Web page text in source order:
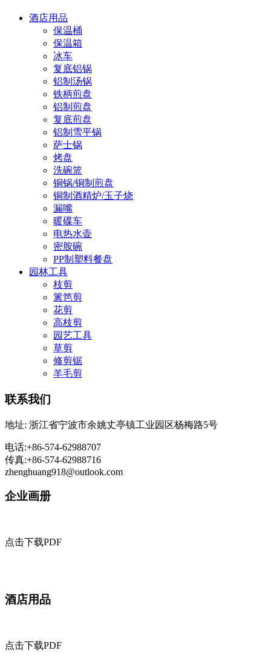
酒店用品
保温桶
保温箱
冰车
复底铝锅
铝制汤锅
铁柄煎盘
铝制煎盘
复底煎盘
铝制雪平锅
萨士锅
烤盘
洗碗篮
铜锅/铜制煎盘
铜制酒精炉/玉子烧
漏嘴
暖碟车
电热水壶
密胺碗
PP制塑料餐盘
园林工具
枝剪
篱笆剪
花剪
高枝剪
园艺工具
草剪
修剪锯
羊毛剪
联系我们
地址: 浙江省宁波市余姚丈亭镇工业园区杨梅路5号
电话:+86-574-62988707
传真:+86-574-62988716
zhenghuang918@outlook.com
企业画册
点击下载PDF
酒店用品
点击下载PDF